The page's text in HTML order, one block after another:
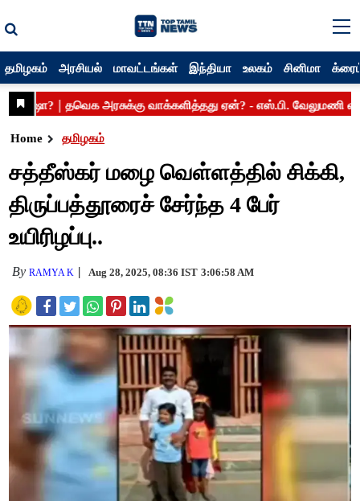
தமிழகம் அரசியல் மாவட்டங்கள் இந்தியா உலகம் சினிமா
Home தமிழகம்
சத்தீஸ்கர் மழை வெள்ளத்தில் சிக்கி,
திருப்பத்தூரைச் சேர்ந்த 4 பேர்
உயிரிழப்பு..
ByRAMYA K Aug 28, 2025, 08:36 IST 3:06:58 AM